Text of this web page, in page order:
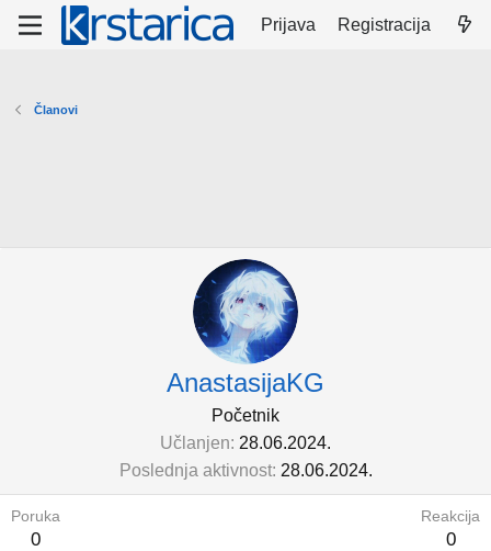
Prijava Registracija
Članovi
AnastasijaKG
Početnik
Učlanjen 28.06.2024.
Poslednja aktivnost 28.06.2024.
Poruka
0
Reakcija
0